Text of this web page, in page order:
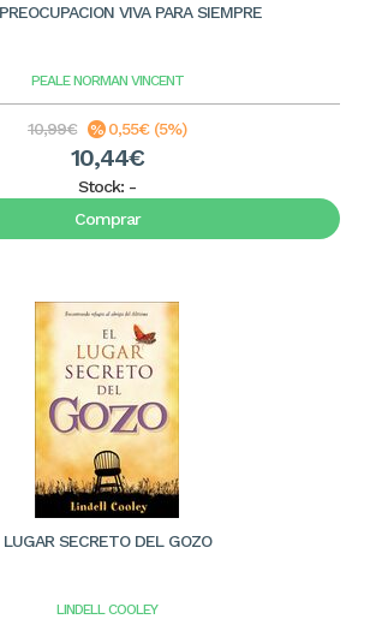
VIVA PARA SIEMPRE
PEALE NORMAN VINCENT
10,99€ 0,55€ (5%)
10,44€
Stock: -
Comprar
LUGAR SECRETO DEL GOZO
LINDELL COOLEY